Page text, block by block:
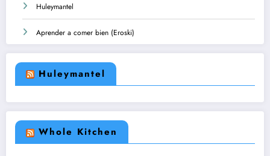
Huleymantel
Aprender a comer bien (Eroski)
Huleymantel
Whole Kitchen